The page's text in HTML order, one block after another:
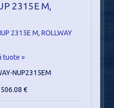
2315E M,
tuote »
NUP2315EM
506.08 €